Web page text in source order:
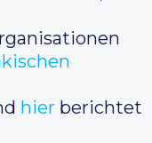
hier berichtet